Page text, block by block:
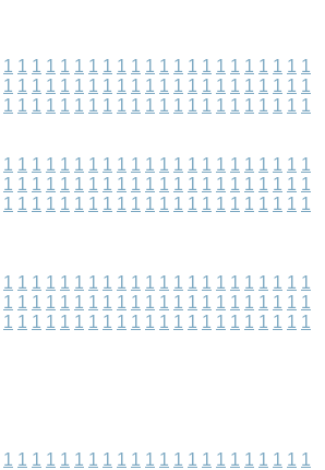
1 1 1 1 1 1 1 1 1 1 1 1 1 1 1 1 1 1 1 1 1 1
1 1 1 1 1 1 1 1 1 1 1 1 1 1 1 1 1 1 1 1 1 1
1 1 1 1 1 1 1 1 1 1 1 1 1 1 1 1 1 1 1 1 1 1
1 1 1 1 1 1 1 1 1 1 1 1 1 1 1 1 1 1 1 1 1 1
1 1 1 1 1 1 1 1 1 1 1 1 1 1 1 1 1 1 1 1 1 1
1 1 1 1 1 1 1 1 1 1 1 1 1 1 1 1 1 1 1 1 1 1
1 1 1 1 1 1 1 1 1 1 1 1 1 1 1 1 1 1 1 1 1 1
1 1 1 1 1 1 1 1 1 1 1 1 1 1 1 1 1 1 1 1 1 1
1 1 1 1 1 1 1 1 1 1 1 1 1 1 1 1 1 1 1 1 1 1
1 1 1 1 1 1 1 1 1 1 1 1 1 1 1 1 1 1 1 1 1 1